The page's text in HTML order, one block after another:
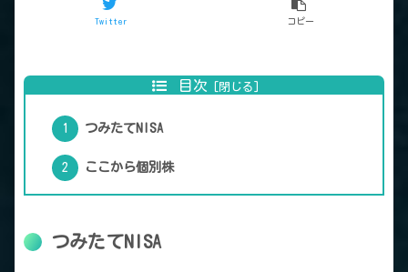
Twitter コピー
目次
つみたてNISA
ここから個別株
つみたてNISA